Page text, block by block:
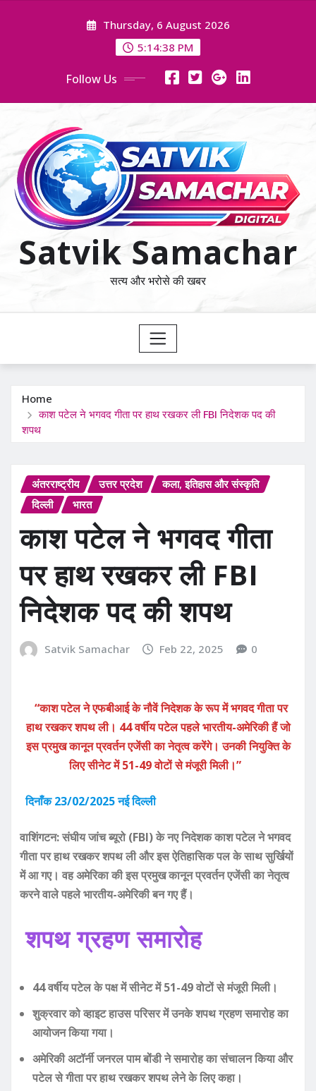
Thursday, 6 August 2026
5:14:40 PM
Follow Us
Satvik Samachar
सत्य और भरोसे की खबर
Home
काश पटेल ने भगवद गीता पर हाथ रखकर ली FBI निदेशक पद की
शपथ
अंतरराष्ट्रीय उत्तर प्रदेश
कला, इतिहास और संस्कृति
दिल्ली
भारत
काश पटेल ने भगवद गीता
पर हाथ रखकर ली FBI
निदेशक पद की शपथ
Satvik Samachar Feb 22, 2025 0
“काश पटेल ने एफबीआई के नौवें निदेशक के रूप में भगवद गीता पर
हाथ रखकर शपथ ली। 44 वर्षीय पटेल पहले भारतीय-अमेरिकी हैं जो
इस प्रमुख कानून प्रवर्तन एजेंसी का नेतृत्व करेंगे। उनकी नियुक्ति के
लिए सीनेट में 51-49 वोटों से मंजूरी मिली।”
दिनाँक 23/02/2025 नई दिल्ली
वाशिंगटन: संघीय जांच ब्यूरो (FBI) के नए निदेशक काश पटेल ने भगवद
गीता पर हाथ रखकर शपथ ली और इस ऐतिहासिक पल के साथ सुर्खियों
में आ गए। वह अमेरिका की इस प्रमुख कानून प्रवर्तन एजेंसी का नेतृत्व
करने वाले पहले भारतीय-अमेरिकी बन गए हैं।
शपथ ग्रहण समारोह
44 वर्षीय पटेल के पक्ष में सीनेट में 51-49 वोटों से मंजूरी मिली।
शुक्रवार को व्हाइट हाउस परिसर में उनके शपथ ग्रहण समारोह का
आयोजन किया गया।
अमेरिकी अटॉर्नी जनरल पाम बोंडी ने समारोह का संचालन किया और
पटेल से गीता पर हाथ रखकर शपथ लेने के लिए कहा।